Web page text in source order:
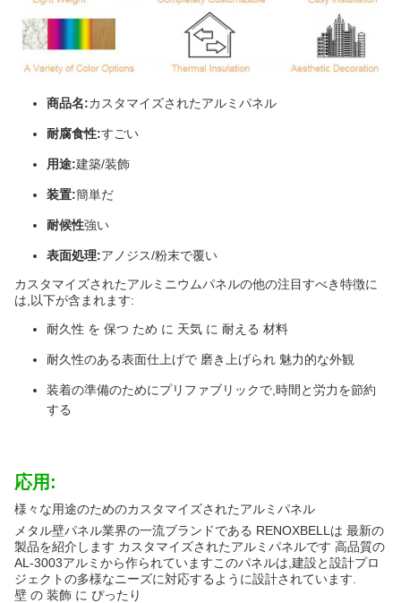
商品名:カスタマイズされたアルミパネル
耐腐食性:すごい
用途:建築/装飾
装置:簡単だ
耐候性強い
表面処理:アノジス/粉末で覆い
カスタマイズされたアルミニウムパネルの他の注目すべき特徴に
は,以下が含まれます:
耐久性 を 保つ ため に 天気 に 耐える 材料
耐久性のある表面仕上げで 磨き上げられ 魅力的な外観
装着の準備のためにプリファブリックで,時間と労力を節約
する
応用:
様々な用途のためのカスタマイズされたアルミパネル
メタル壁パネル業界の一流ブランドである RENOXBELLは 最新の
製品を紹介します カスタマイズされたアルミパネルです 高品質の
AL-3003アルミから作られていますこのパネルは,建設と設計プロ
ジェクトの多様なニーズに対応するように設計されています.
壁 の 装飾 に ぴったり